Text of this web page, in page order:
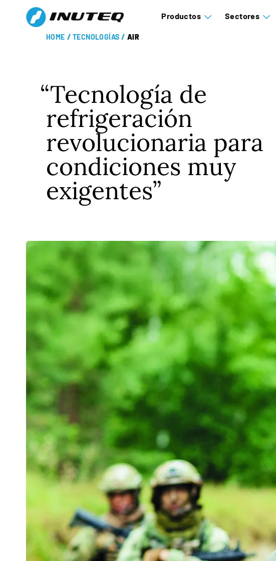
Productos Sectores
HOME / TECNOLOGÍAS / AIR
Tecnología de
refrigeración
revolucionaria para
condiciones muy
exigentes